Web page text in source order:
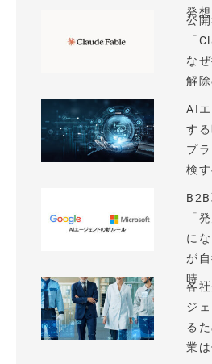
発想
公
「
な
解
AI
す
プ
検
「
に
が
時...
各
ジ
る
業